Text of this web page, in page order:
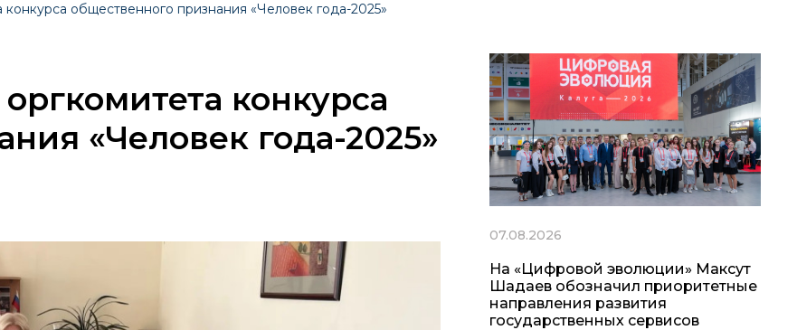
конкурса общественного признания «Человек года-2025»
конкурса
«Человек года-2025»
07.08.2026
На «Цифровой эволюции» Максут
Шадаев обозначил приоритетные
направления развития
государственных сервисов